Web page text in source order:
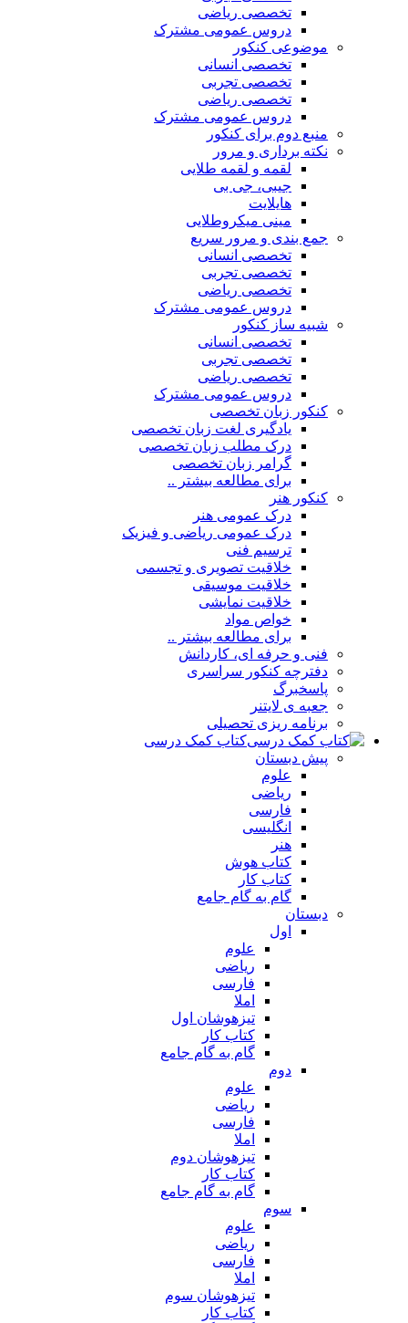
تخصصی ریاضی
دروس عمومی مشترک
موضوعی کنکور
تخصصی انسانی
تخصصی تجربی
تخصصی ریاضی
دروس عمومی مشترک
منبع دوم برای کنکور
نکته برداری و مرور
لقمه و لقمه طلایی
جیبی، جی بی
هایلایت
مینی میکروطلایی
جمع بندی و مرور سریع
تخصصی انسانی
تخصصی تجربی
تخصصی ریاضی
دروس عمومی مشترک
شبیه ساز کنکور
تخصصی انسانی
تخصصی تجربی
تخصصی ریاضی
دروس عمومی مشترک
کنکور زبان تخصصی
یادگیری لغت زبان تخصصی
درک مطلب زبان تخصصی
گرامر زبان تخصصی
برای مطالعه بیشتر ..
کنکور هنر
درک عمومی هنر
درک عمومی ریاضی و فیزیک
ترسیم فنی
خلاقیت تصویری و تجسمی
خلاقیت موسیقی
خلاقیت نمایشی
خواص مواد
برای مطالعه بیشتر ..
فنی و حرفه ای، کاردانش
دفترچه کنکور سراسری
پاسخبرگ
جعبه ی لایتنر
برنامه ریزی تحصیلی
کتاب کمک درسی
پیش دبستان
علوم
ریاضی
فارسی
انگلیسی
هنر
کتاب هوش
کتاب کار
گام به گام جامع
دبستان
اول
علوم
ریاضی
فارسی
املا
تیزهوشان اول
کتاب کار
گام به گام جامع
دوم
علوم
ریاضی
فارسی
املا
تیزهوشان دوم
کتاب کار
گام به گام جامع
سوم
علوم
ریاضی
فارسی
املا
تیزهوشان سوم
کتاب کار